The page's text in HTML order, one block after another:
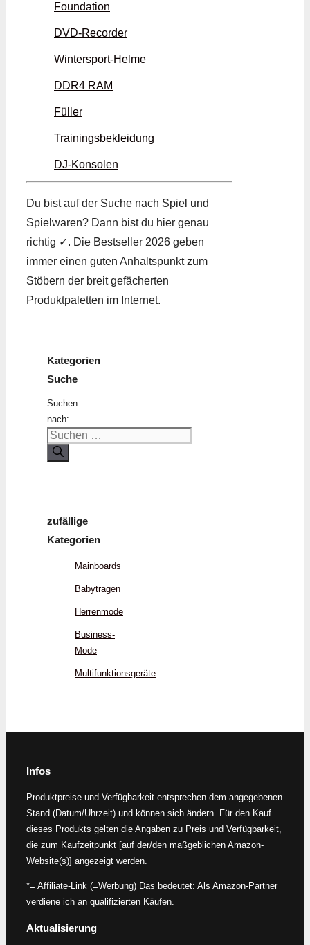
Foundation
DVD-Recorder
Wintersport-Helme
DDR4 RAM
Füller
Trainingsbekleidung
DJ-Konsolen
Du bist auf der Suche nach Spiel und
Spielwaren? Dann bist du hier genau
richtig ✓. Die Bestseller 2026 geben
immer einen guten Anhaltspunkt zum
Stöbern der breit gefächerten
Produktpaletten im Internet.
Kategorien
Suche
Suchen
nach:
zufällige
Kategorien
Mainboards
Babytragen
Herrenmode
Business-
Mode
Multifunktionsgeräte
Infos
Produktpreise und Verfügbarkeit entsprechen dem angegebenen
Stand (Datum/Uhrzeit) und können sich ändern. Für den Kauf
dieses Produkts gelten die Angaben zu Preis und Verfügbarkeit,
die zum Kaufzeitpunkt [auf der/den maßgeblichen Amazon-
Website(s)] angezeigt werden.
*= Affiliate-Link (=Werbung) Das bedeutet: Als Amazon-Partner
verdiene ich an qualifizierten Käufen.
Aktualisierung